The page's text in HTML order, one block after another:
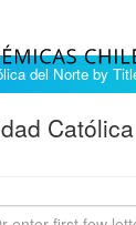
del Norte by